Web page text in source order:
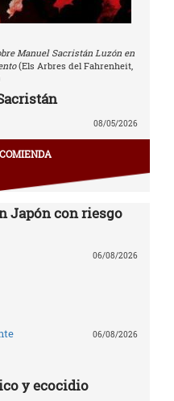
Manuel Sacristán Luzón en
(Els Arbres del Fahrenheit,
08/05/2026
Japón con riesgo
06/08/2026
06/08/2026
y ecocidio